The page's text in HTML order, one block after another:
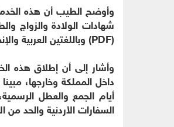
وأوضح الطيب أن هذه
شهادات الولادة والزواج
(PDF) وباللغتين العربية والإنجليزية.
وأشار إلى أن إطلاق هذه
داخل المملكة وخارجها،
أيام الجمع والعطل
السفارات الأردنية والحد من